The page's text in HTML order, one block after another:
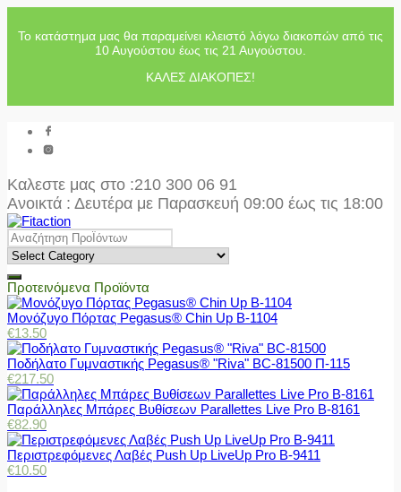
Το κατάστημα μας θα παραμείνει κλειστό λόγω διακοπών από τις
10 Αυγούστου έως τις 21 Αυγούστου.
ΚΑΛΕΣ ΔΙΑΚΟΠΕΣ!
Καλεστε μας στο :210 300 06 91
Ανοικτά : Δευτέρα με Παρασκευή 09:00 έως τις 18:00
Προτεινόμενα Προϊόντα
Μονόζυγο Πόρτας Pegasus® Chin Up Β-1104
€13.50
Ποδήλατο Γυμναστικής Pegasus® "Riva" BC-81500 Π-115
€217.50
Παράλληλες Μπάρες Βυθίσεων Parallettes Live Pro Β-8161
€82.90
Περιστρεφόμενες Λαβές Push Up LiveUp Pro Β-9411
€10.50